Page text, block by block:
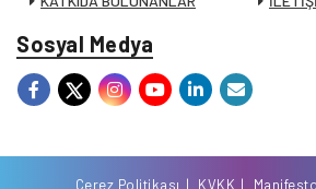
Sosyal Medya
Çerez Politikası KVKK Manifesto